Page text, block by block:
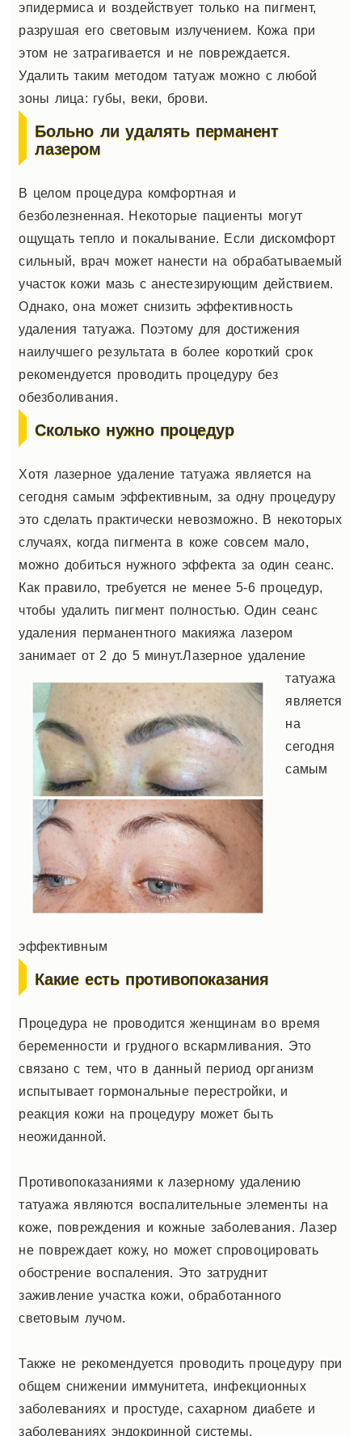
эпидермиса и воздействует только на пигмент,
разрушая его световым излучением. Кожа при
этом не затрагивается и не повреждается.
Удалить таким методом татуаж можно с любой
зоны лица: губы, веки, брови.
Больно ли удалять перманент
лазером
В целом процедура комфортная и
безболезненная. Некоторые пациенты могут
ощущать тепло и покалывание. Если дискомфорт
сильный, врач может нанести на обрабатываемый
участок кожи мазь с анестезирующим действием.
Однако, она может снизить эффективность
удаления татуажа. Поэтому для достижения
наилучшего результата в более короткий срок
рекомендуется проводить процедуру без
обезболивания.
Сколько нужно процедур
Хотя лазерное удаление татуажа является на
сегодня самым эффективным, за одну процедуру
это сделать практически невозможно. В некоторых
случаях, когда пигмента в коже совсем мало,
можно добиться нужного эффекта за один сеанс.
Как правило, требуется не менее 5-6 процедур,
чтобы удалить пигмент полностью. Один сеанс
удаления перманентного макияжа лазером
занимает от 2 до 5 минут.Лазерное удаление
татуажа
является
на
сегодня
самым
эффективным
Какие есть противопоказания
Процедура не проводится женщинам во время
беременности и грудного вскармливания. Это
связано с тем, что в данный период организм
испытывает гормональные перестройки, и
реакция кожи на процедуру может быть
неожиданной.
Противопоказаниями к лазерному удалению
татуажа являются воспалительные элементы на
коже, повреждения и кожные заболевания. Лазер
не повреждает кожу, но может спровоцировать
обострение воспаления. Это затруднит
заживление участка кожи, обработанного
световым лучом.
Также не рекомендуется проводить процедуру при
общем снижении иммунитета, инфекционных
заболеваниях и простуде, сахарном диабете и
заболеваниях эндокринной системы.